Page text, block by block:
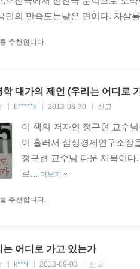
기고 정부 개입을 최소화하라
시장경제는 급속하게 발전되었
성장은 근본적으로 민간기업이
’으로 추진하는 것은 더 이상 가
다.
의 총괄자이자 조정자로서 거
자의 주장이다. 그리고 확고한
건전성을 유지해야 한다는 것이다.
시장이 자율적으로 작동할 수
운 성장방정식은 무엇인가?
민의 만족도는낮은 편이다. 자살
추천합니다.
학 대가의 제언 (우리는 어디로
b*****k 2013-08-30 신고
이 책의 저자인 정구현 교수
이 흘러서 삼성경제연구소장
정구현 교수님 다운 제목이
로... 더보기
추천합니다.
는 어디로 가고 있는가
k***i 2013-09-03 신고